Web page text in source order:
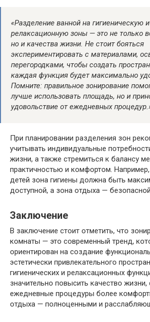
«Разделение ванной на гигиеническую и
релаксационную зоны — это не только
но и качества жизни. Не стоит бояться
экспериментировать с материалами,
перегородками, чтобы создать
каждая функция будет максимально
Помните: правильное зонирование
лучше использовать площадь, но и
удовольствие от ежедневных
При планировании разделения зон
учитывать индивидуальные
жизни, а также стремиться к балансу
практичностью и комфортом.
детей зона гигиены должна быть
доступной, а зона отдыха —
Заключение
В заключение стоит отметить, что
комнаты — это современный тренд,
ориентирован на создание
эстетически привлекательного
гигиенических и релаксационных
значительно повысить качество жизни,
ежедневные процедуры более
отдыха — полноценными и